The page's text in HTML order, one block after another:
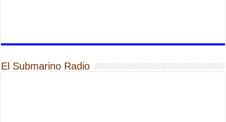
El Submarino Radio